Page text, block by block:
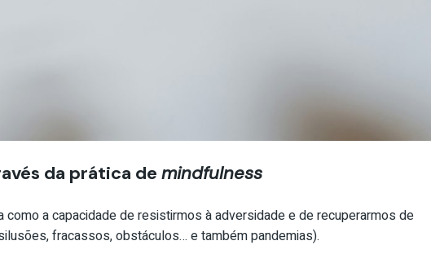
da prática de mindfulness
como a capacidade de resistirmos à adversidade e de recuperarmos de
fracassos, obstáculos… e também pandemias).